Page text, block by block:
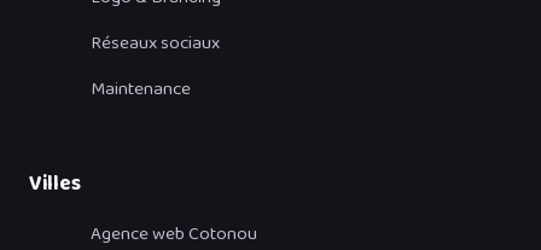
Réseaux sociaux
Maintenance
Villes
Agence web Cotonou